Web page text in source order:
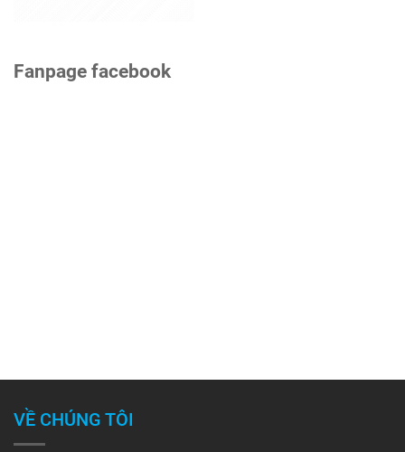
Fanpage facebook
VỀ CHÚNG TÔI